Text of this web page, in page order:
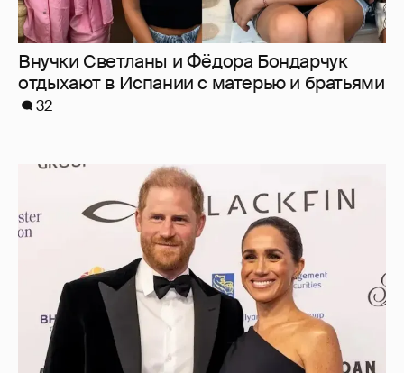
Меган Маркл и принц Гарри вышли в свет
в Канаде